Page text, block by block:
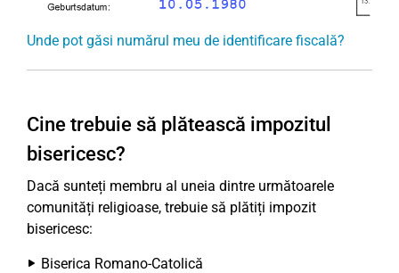
Unde pot găsi numărul meu de identificare fiscală?
Cine trebuie să plătească impozitul
bisericesc?
Dacă sunteți membru al uneia dintre următoarele
comunități religioase, trebuie să plătiți impozit
bisericesc:
Biserica Romano-Catolică